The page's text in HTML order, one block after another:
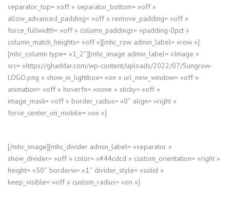
separator_top= »off » separator_bottom= »off »
allow_advanced_padding= »off » remove_padding= »off »
force_fullwidth= »off » column_paddings= »padding-0pct »
column_match_heights= »off »][mhc_row admin_label= »row »]
[mhc_column type= »1_2″][mhc_image admin_label= »Image »
src= »https://ghaddar.com/wp-content/uploads/2022/07/Sungrow-
LOGO.png » show_in_lightbox= »on » url_new_window= »off »
animation= »off » hoverfx= »none » sticky= »off »
image_mask= »off » border_radius= »0″ align= »right »
force_center_on_mobile= »on »]
[/mhc_image][mhc_divider admin_label= »separator »
show_divider= »off » color= »#44cdcd » custom_orientation= »right »
height= »50″ borderw= »1″ divider_style= »solid »
keep_visible= »off » custom_radius= »on »]